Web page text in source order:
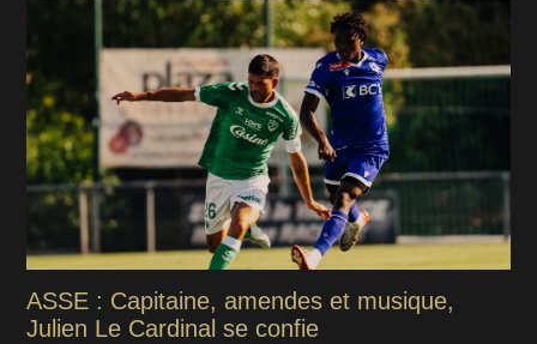
ASSE : Capitaine, amendes et musique,
Julien Le Cardinal se confie